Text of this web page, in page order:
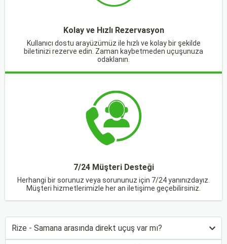
Kolay ve Hızlı Rezervasyon
Kullanıcı dostu arayüzümüz ile hızlı ve kolay bir şekilde
biletinizi rezerve edin. Zaman kaybetmeden uçuşunuza
odaklanın.
7/24 Müşteri Desteği
Herhangi bir sorunuz veya sorununuz için 7/24 yanınızdayız.
Müşteri hizmetlerimizle her an iletişime geçebilirsiniz.
Rize - Samana arasında direkt uçuş var mı?